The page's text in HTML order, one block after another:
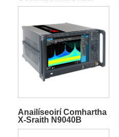
Anailíseoirí Comhartha
X-Sraith N9040B